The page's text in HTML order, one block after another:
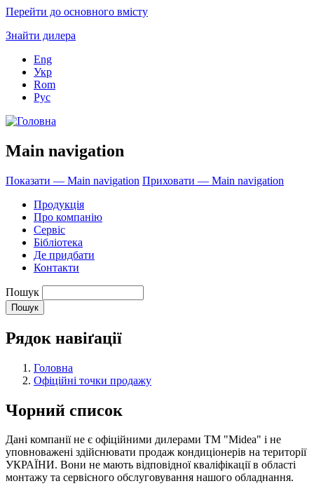
Перейти до основного вмісту
Знайти дилера
Eng
Укр
Rom
Рус
Main navigation
Показати — Main navigation Приховати — Main navigation
Продукція
Про компанію
Сервіс
Бібліотека
Де придбати
Контакти
Пошук
Рядок навіґації
Головна
Офіційні точки продажу
Чорний список
Дані компанії не є офіційними дилерами TM "Midea" і не
уповноважені здійснювати продаж кондиціонерів на території
УКРАЇНИ. Вони не мають відповідної кваліфікації в області
монтажу та сервісного обслуговування нашого обладнання.